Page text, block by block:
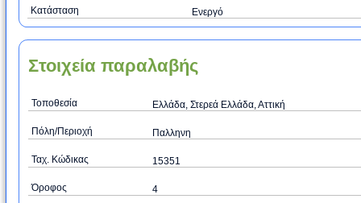
Κατάσταση Ενεργό
Στοιχεία παραλαβής
Τοποθεσία Ελλάδα, Στερεά Ελλάδα, Αττική
Πόλη/Περιοχή Παλληνη
Ταχ. Κώδικας 15351
Όροφος 4